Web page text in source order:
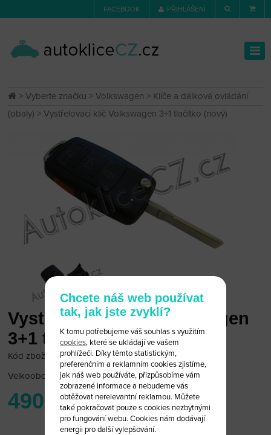
FACEBOOK PŘIHLÁŠENÍ
>Vyberte značku >Volkswagen > Klíče a dálková ovládání
(obaly) > Vystřelovací klíč Volkswagen 3+1 tlačítko (nový)
Vystřelovací klíč Volkswagen
3+1 tlačítko (nový)
Kód zboží: VW 4N/V
Velkoobchodní cena:po přihlášení
490 Kč
Chcete náš web používat
tak, jak jste zvyklí?
K tomu potřebujeme váš souhlas s využitím
cookies, které se ukládají ve vašem
prohlížeči. Díky těmto statistickým,
preferenčním a reklamním cookies zjistíme,
jak náš web používáte, přizpůsobíme vám
zobrazené informace a nebudeme vás
obtěžovat nerelevantní reklamou. Můžete
také pokračovat pouze s cookies nezbytnými
pro fungování webu. Cookies nám dodávají
energii pro další vylepšování.